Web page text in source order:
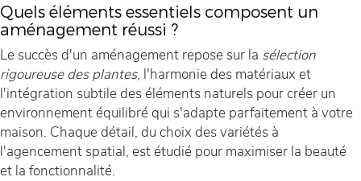
Quels éléments essentiels composent un
aménagement réussi ?
Le succès d'un aménagement repose sur la sélection
rigoureuse des plantes, l'harmonie des matériaux et
l'intégration subtile des éléments naturels pour créer un
environnement équilibré qui s'adapte parfaitement à votre
maison. Chaque détail, du choix des variétés à
l'agencement spatial, est étudié pour maximiser la beauté
et la fonctionnalité.